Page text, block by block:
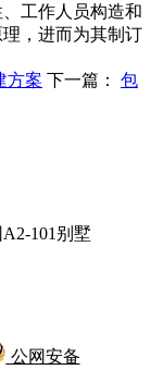
工作人员构造和
，进而为其制订
方案 下一篇： 包
101别墅
公网安备